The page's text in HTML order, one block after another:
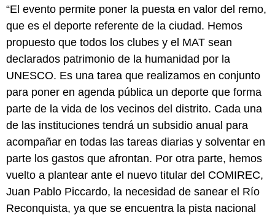
“El evento permite poner la puesta en valor del remo,
que es el deporte referente de la ciudad. Hemos
propuesto que todos los clubes y el MAT sean
declarados patrimonio de la humanidad por la
UNESCO. Es una tarea que realizamos en conjunto
para poner en agenda pública un deporte que forma
parte de la vida de los vecinos del distrito. Cada una
de las instituciones tendrá un subsidio anual para
acompañar en todas las tareas diarias y solventar en
parte los gastos que afrontan. Por otra parte, hemos
vuelto a plantear ante el nuevo titular del COMIREC,
Juan Pablo Piccardo, la necesidad de sanear el Río
Reconquista, ya que se encuentra la pista nacional